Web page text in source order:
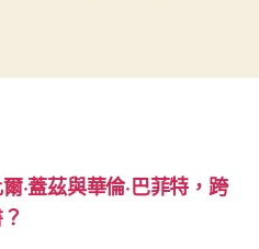
中
寫
字
·蓋茲與華倫·巴菲特，跨